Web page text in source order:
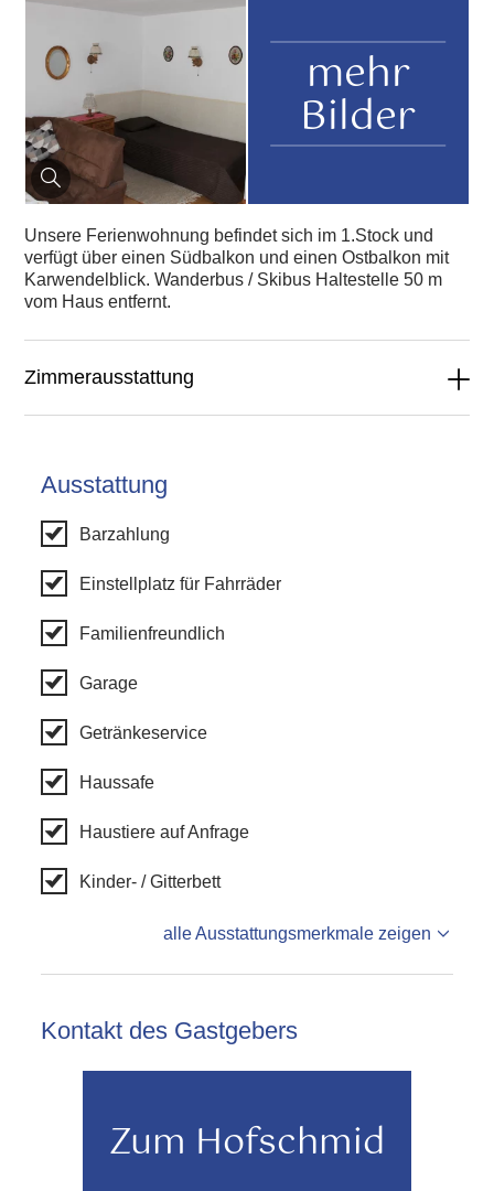
mehr
Bilder
Unsere Ferienwohnung befindet sich im 1.Stock und
verfügt über einen Südbalkon und einen Ostbalkon mit
Karwendelblick. Wanderbus / Skibus Haltestelle 50 m
vom Haus entfernt.
Zimmerausstattung
Ausstattung
Barzahlung
Einstellplatz für Fahrräder
Familienfreundlich
Garage
Getränkeservice
Haussafe
Haustiere auf Anfrage
Kinder- / Gitterbett
alle Ausstattungsmerkmale zeigen
Kontakt des Gastgebers
Zum Hofschmid